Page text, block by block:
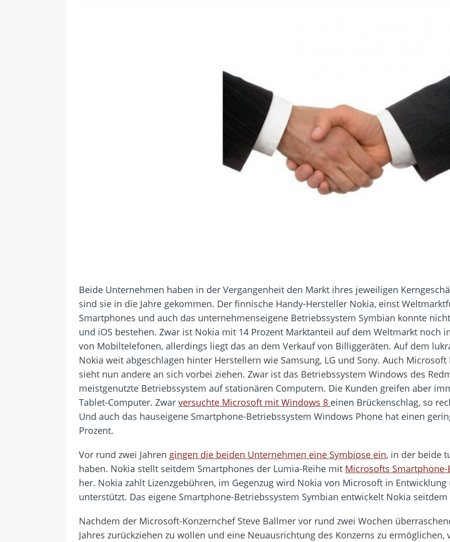
Wahlfreiheit der Verbraucher gestärkt – Gerichtsurteil zu Apple
Beide Unternehmen haben in der Vergangenheit den Markt ihres jeweiligen
sind sie in die Jahre gekommen. Der finnische Handy-Hersteller Nokia, einst
Smartphones und auch das unternehmenseigene Betriebssystem Symbian konnte
und iOS bestehen. Zwar ist Nokia mit 14 Prozent Marktanteil auf dem Weltmarkt noch
von Mobiltelefonen, allerdings liegt das an dem Verkauf von Billiggeräten. Auf dem
Nokia weit abgeschlagen hinter Herstellern wie Samsung, LG und Sony. Auch
sieht nun andere an sich vorbei ziehen. Zwar ist das Betriebssystem Windows des
meistgenutzte Betriebssystem auf stationären Computern. Die Kunden greifen aber
Tablet-Computer. Zwar versuchte Microsoft mit Windows 8 einen Brückenschlag, so
Und auch das hauseigene Smartphone-Betriebssystem Windows Phone hat einen
Prozent.
Vor rund zwei Jahren gingen die beiden Unternehmen eine Symbiose ein, in der beide
haben. Nokia stellt seitdem Smartphones der Lumia-Reihe mit Microsofts
her. Nokia zahlt Lizenzgebühren, im Gegenzug wird Nokia von Microsoft in
unterstützt. Das eigene Smartphone-Betriebssystem Symbian entwickelt Nokia
Nachdem der Microsoft-Konzernchef Steve Ballmer vor rund zwei Wochen
Jahres zurückziehen zu wollen und eine Neuausrichtung des Konzerns zu